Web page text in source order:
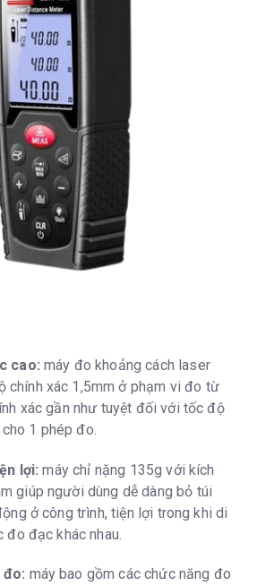
cao: máy đo khoảng cách laser
chính xác 1,5mm ở phạm vi đo từ
xác gần như tuyệt đối với tốc độ
1 phép đo.
lợi:máy chỉ nặng 135g với kích
giúp người dùng dễ dàng bỏ túi
ở công trình, tiện lợi trong khi di
đo đạc khác nhau.
máy bao gồm các chức năng đo